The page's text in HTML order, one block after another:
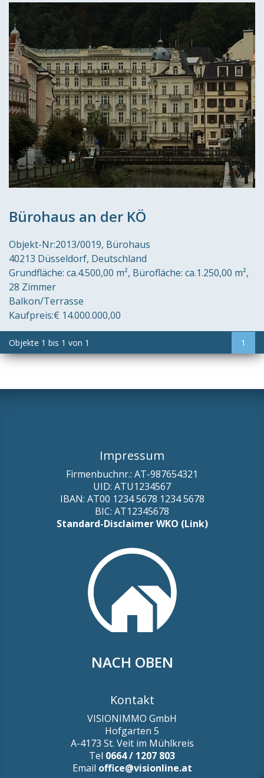
Bürohaus an der KÖ
Objekt-Nr:2013/0019 Bürohaus
40213 Düsseldorf Deutschland
Grundfläche: ca.4.500,00 m² Bürofläche: ca.1.250,00 m²
28 Zimmer
Balkon/Terrasse
Kaufpreis:€ 14.000.000,00
Objekte 1 bis 1 von 1 1
Impressum
Firmenbuchnr.: AT-987654321
UID: ATU1234567
IBAN: AT00 1234 5678 1234 5678
BIC: AT12345678
Standard-Disclaimer WKO (Link)
NACH OBEN
Kontakt
VISIONIMMO GmbH
Hofgarten 5
A-4173 St. Veit im Mühlkreis
Tel 0664 / 1207 803
Email office@visionline.at